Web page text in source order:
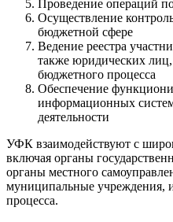
Проведение операций
Осуществление
бюджетной сфере
Ведение реестра
также юридических
бюджетного процесса
Обеспечение
информационных
деятельности
УФК взаимодействуют с
включая органы
органы местного
муниципальные учреждения,
процесса.